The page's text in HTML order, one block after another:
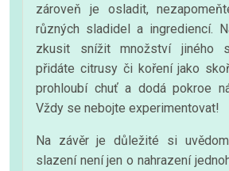
zároveň je osladit,
různých sladidel a ingrediencí.
zkusit snížit množství jiného
přidáte citrusy či koření jako
prohloubí chuť a dodá pokroe
Vždy se nebojte experimentovat!
Na závěr je důležité si
slazení není jen o nahrazení